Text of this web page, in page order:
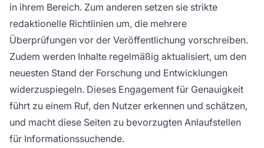
in ihrem Bereich. Zum anderen setzen sie strikte
redaktionelle Richtlinien um, die mehrere
Überprüfungen vor der Veröffentlichung vorschreiben.
Zudem werden Inhalte regelmäßig aktualisiert, um den
neuesten Stand der Forschung und Entwicklungen
widerzuspiegeln. Dieses Engagement für Genauigkeit
führt zu einem Ruf, den Nutzer erkennen und schätzen,
und macht diese Seiten zu bevorzugten Anlaufstellen
für Informationssuchende.